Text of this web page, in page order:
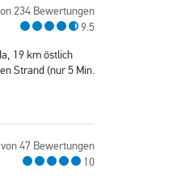
234 Bewertungen
9.5
19 km östlich
Strand (nur 5 Min.
47 Bewertungen
10